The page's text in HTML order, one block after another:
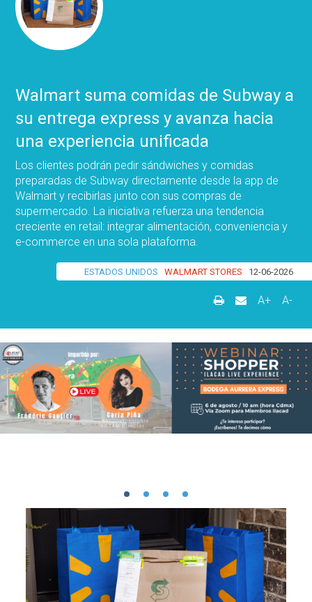
Walmart suma comidas de Subway a
su entrega express y avanza hacia
una experiencia unificada
Los clientes podrán pedir sándwiches y comidas
preparadas de Subway directamente desde la app de
Walmart y recibirlas junto con sus compras de
supermercado. La iniciativa refuerza una tendencia
creciente en retail: integrar alimentación, conveniencia y
e-commerce en una sola plataforma.
ESTADOS UNIDOS WALMART STORES 12-06-2026
A+ A-